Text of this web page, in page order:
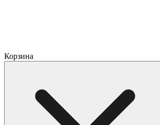
Корзина